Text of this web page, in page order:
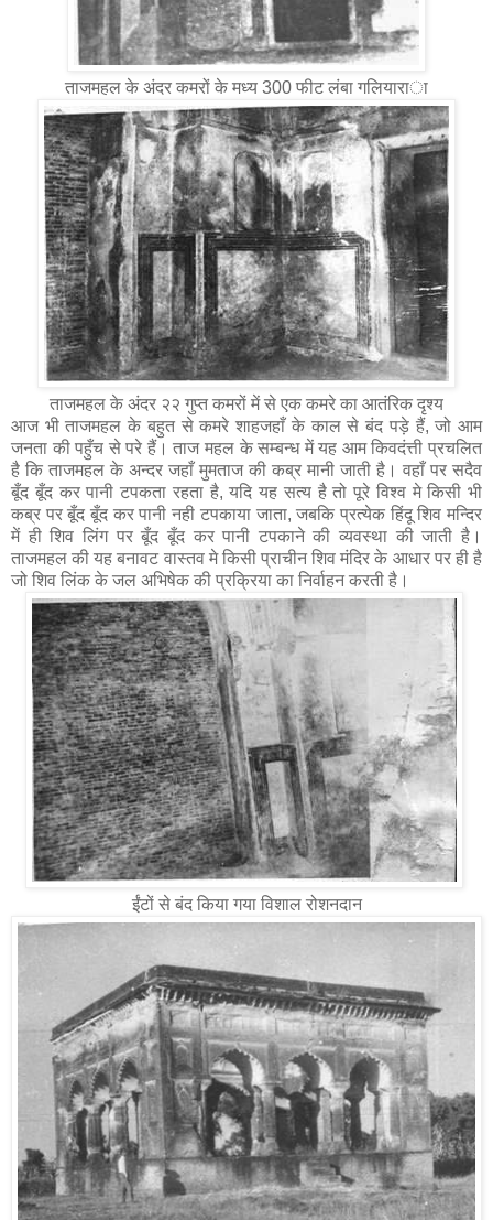
ताजमहल के अंदर कमरों के मध्य 300 फीट लंबा गलियारा
ताजमहल के अंदर २२ गुप्त कमरों में से एक कमरे का आतंरिक दृश्य
आज भी ताजमहल के बहुत से कमरे शाहजहाँ के काल से बंद पड़े हैं, जो आम
जनता की पहुँच से परे हैं। ताज महल के सम्बन्ध में यह आम किवदंत्ती प्रचलित
है कि ताजमहल के अन्दर जहाँ मुमताज की कब्र मानी जाती है। वहाँ पर सदैव
बूँद बूँद कर पानी टपकता रहता है, यदि यह सत्य है तो पूरे विश्व मे किसी भी
कब्र पर बूँद बूँद कर पानी नही टपकाया जाता, जबकि प्रत्येक हिंदू शिव मन्दिर
में ही शिव लिंग पर बूँद बूँद कर पानी टपकाने की व्यवस्था की जाती है।
ताजमहल की यह बनावट वास्तव मे किसी प्राचीन शिव मंदिर के आधार पर ही है
जो शिव लिंक के जल अभिषेक की प्रक्रिया का निर्वाहन करती है।
ईंटों से बंद किया गया विशाल रोशनदान